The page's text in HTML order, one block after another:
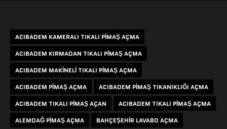
ACIBADEM KAMERALI TIKALI PIMAŞ AÇMA
ACIBADEM KIRMADAN TIKALI PIMAŞ AÇMA
ACIBADEM MAKINELI TIKALI PIMAŞ AÇMA
ACIBADEM PIMAŞ AÇMA
ACIBADEM PIMAŞ TIKANIKLIĞI AÇMA
ACIBADEM TIKALI PIMAŞ AÇAN
ACIBADEM TIKALI PIMAŞ AÇMA
ALEMDAĞ PIMAŞ AÇMA
BAHÇEŞEHIR LAVABO AÇMA